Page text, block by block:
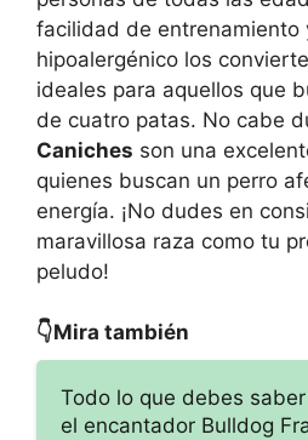
facilidad de entrenamiento
hipoalergénico los
ideales para aquellos que
de cuatro patas. No cabe
Caniches son una
quienes buscan un perro
energía. ¡No dudes en
maravillosa raza como tu
peludo!
👇Mira también
Todo lo que debes
el encantador Bulldog